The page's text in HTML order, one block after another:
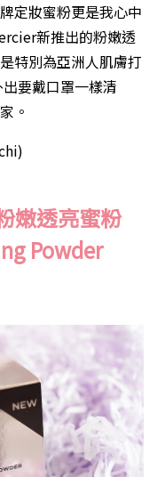
定妝蜜粉更是我心中
新推出的粉嫩透
特別為亞洲人肌膚打
要戴口罩一樣清
。
嫩透亮蜜粉
Powder